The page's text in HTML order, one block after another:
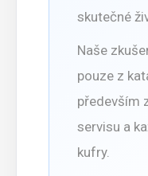
skutečné
Naše
pouze z
především
servisu a
kufry.